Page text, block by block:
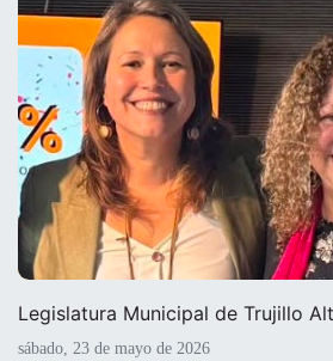
Legislatura Municipal de Trujillo
sábado, 23 de mayo de 2026